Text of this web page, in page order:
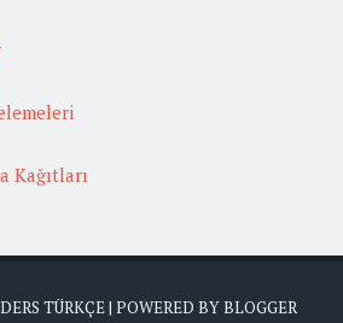
Kağıtları
DERS TÜRKÇE| POWERED BYBLOGGER